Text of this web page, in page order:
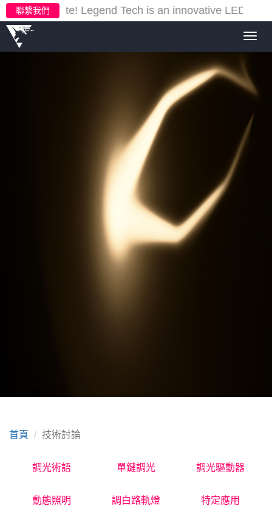
聯繫我們
new website! Legend Tech is an innovative LED
首頁 技術討論
調光術語 單鍵調光 調光驅動器
動態照明 調白路軌燈 特定應用